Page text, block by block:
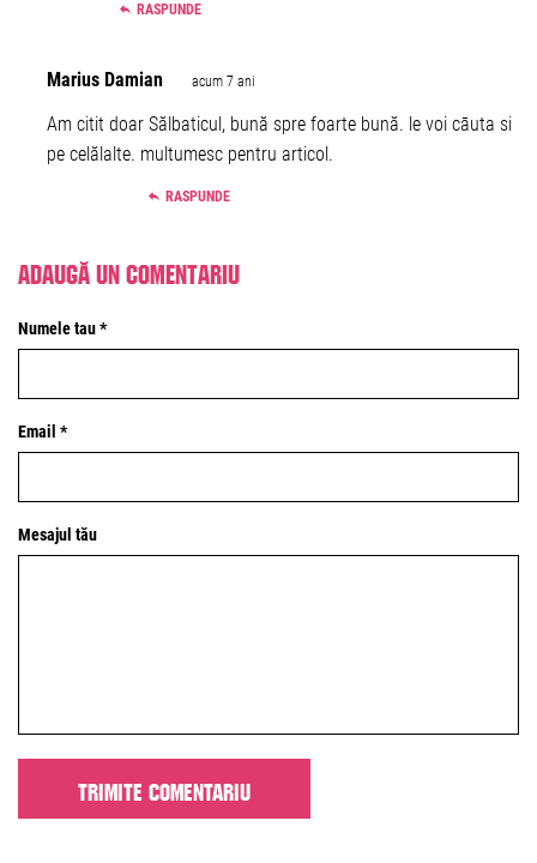
RASPUNDE
Marius Damian acum 7 ani
Am citit doar Sălbaticul, bună spre foarte bună. le voi cāuta si
pe celălalte. multumesc pentru articol.
RASPUNDE
Adaugă un comentariu
Numele tau *
Email *
Mesajul tău